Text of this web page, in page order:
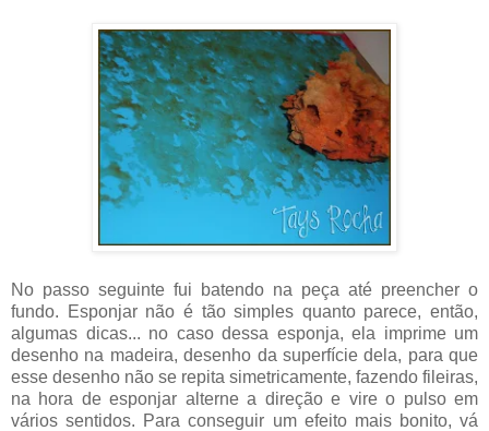
No passo seguinte fui batendo na peça até preencher o
fundo. Esponjar não é tão simples quanto parece, então,
algumas dicas... no caso dessa esponja, ela imprime um
desenho na madeira, desenho da superfície dela, para que
esse desenho não se repita simetricamente, fazendo fileiras,
na hora de esponjar alterne a direção e vire o pulso em
vários sentidos. Para conseguir um efeito mais bonito, vá